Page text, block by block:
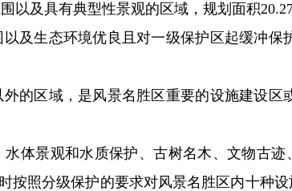
以及具有典型性景观的区域，规划面积20.27
及生态环境优良且对一级保护区起缓冲保
的区域，是风景名胜区重要的设施建设区
体景观和水质保护、古树名木、文物古
按照分级保护的要求对风景名胜区内十种